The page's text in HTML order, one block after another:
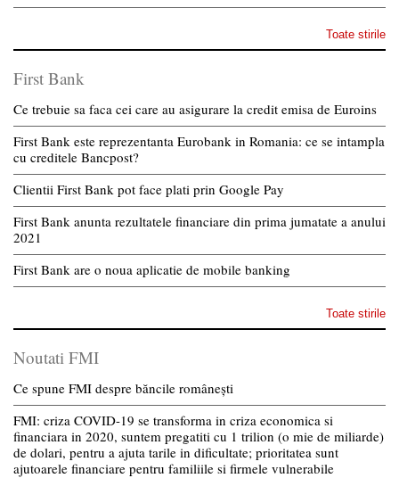
Toate stirile
First Bank
Ce trebuie sa faca cei care au asigurare la credit emisa de Euroins
First Bank este reprezentanta Eurobank in Romania: ce se intampla
cu creditele Bancpost?
Clientii First Bank pot face plati prin Google Pay
First Bank anunta rezultatele financiare din prima jumatate a anului
2021
First Bank are o noua aplicatie de mobile banking
Toate stirile
Noutati FMI
Ce spune FMI despre băncile românești
FMI: criza COVID-19 se transforma in criza economica si
financiara in 2020, suntem pregatiti cu 1 trilion (o mie de miliarde)
de dolari, pentru a ajuta tarile in dificultate; prioritatea sunt
ajutoarele financiare pentru familiile si firmele vulnerabile